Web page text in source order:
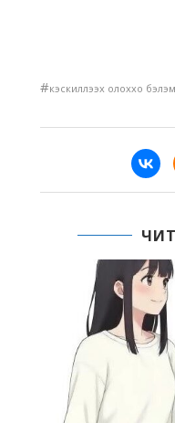
#кэскиллээх олоххо